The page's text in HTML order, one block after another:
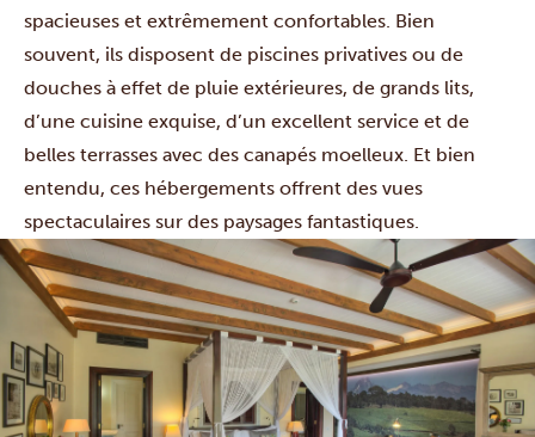
spacieuses et extrêmement confortables. Bien
souvent, ils disposent de piscines privatives ou de
douches à effet de pluie extérieures, de grands lits,
d’une cuisine exquise, d’un excellent service et de
belles terrasses avec des canapés moelleux. Et bien
entendu, ces hébergements offrent des vues
spectaculaires sur des paysages fantastiques.